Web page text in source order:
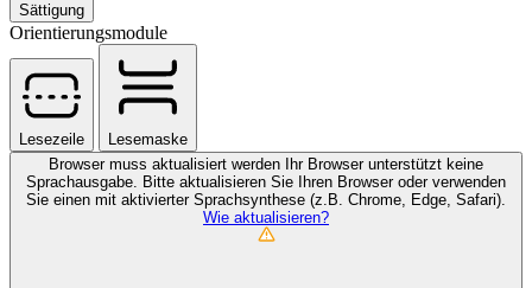
Sättigung
Orientierungsmodule
Lesezeile
Lesemaske
Browser muss aktualisiert werden
Ihr Browser unterstützt keine
Sprachausgabe. Bitte aktualisieren Sie Ihren Browser oder verwenden
Sie einen mit aktivierter Sprachsynthese (z.B. Chrome, Edge, Safari).
Wie aktualisieren?